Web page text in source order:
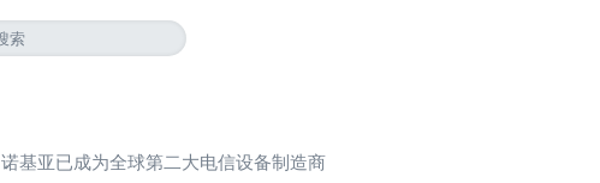
诺基亚已成为全球第二大电信设备制造商